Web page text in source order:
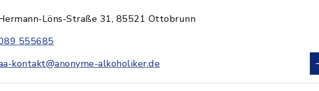
Löns-Straße 31, 85521 Ottobrunn
555685
kontakt@anonyme-alkoholiker.de